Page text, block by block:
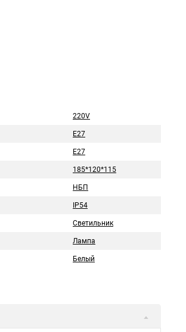
220V
Е27
E27
185*120*115
НБП
IP54
Светильник
Лампа
Белый